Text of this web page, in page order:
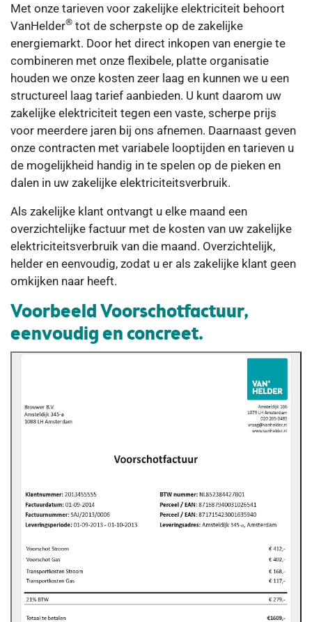
Met onze tarieven voor zakelijke elektriciteit behoort
VanHelder® tot de scherpste op de zakelijke
energiemarkt. Door het direct inkopen van energie te
combineren met onze flexibele, platte organisatie
houden we onze kosten zeer laag en kunnen we u een
structureel laag tarief aanbieden. U kunt daarom uw
zakelijke elektriciteit tegen een vaste, scherpe prijs
voor meerdere jaren bij ons afnemen. Daarnaast geven
onze contracten met variabele looptijden en tarieven u
de mogelijkheid handig in te spelen op de pieken en
dalen in uw zakelijke elektriciteitsverbruik.
Als zakelijke klant ontvangt u elke maand een
overzichtelijke factuur met de kosten van uw zakelijke
elektriciteitsverbruik van die maand. Overzichtelijk,
helder en eenvoudig, zodat u er als zakelijke klant geen
omkijken naar heeft.
Voorbeeld Voorschotfactuur,
eenvoudig en concreet.